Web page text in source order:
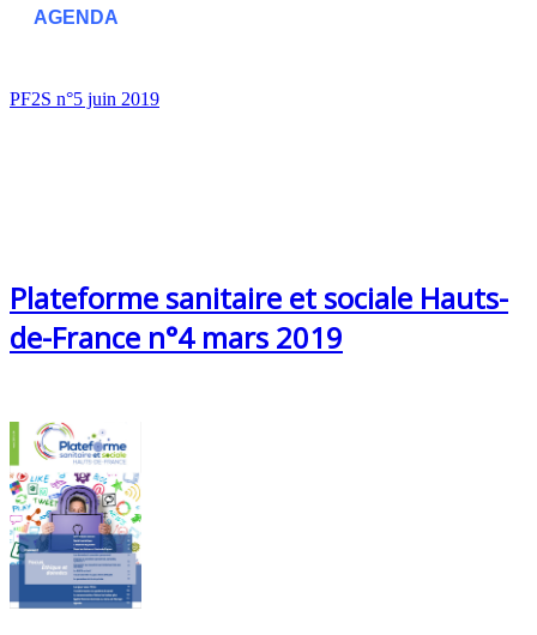
AGENDA
PF2S n°5 juin 2019
Plateforme sanitaire et sociale Hauts-
de-France n°4 mars 2019